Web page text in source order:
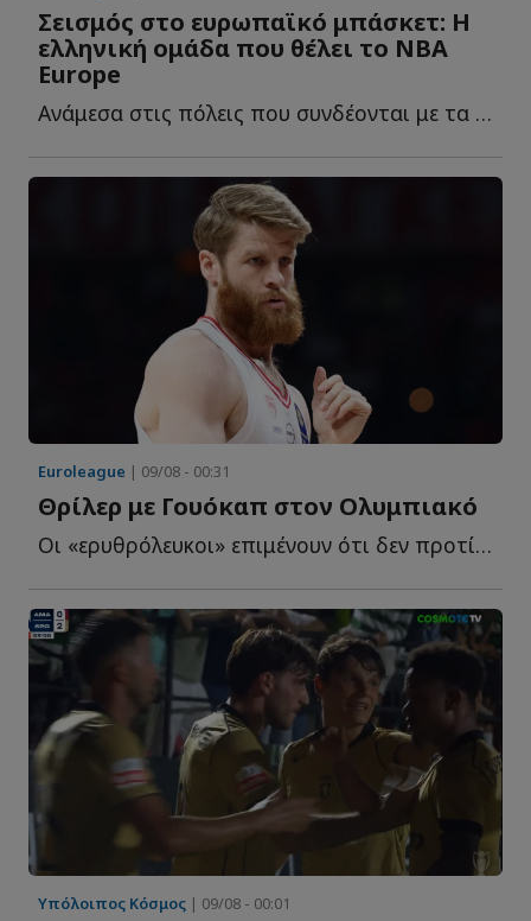
Σεισμός στο ευρωπαϊκό μπάσκετ: Η
ελληνική ομάδα που θέλει το NBA
Europe
Ανάμεσα στις πόλεις που συνδέονται με τα σχέδια του NB...
Euroleague | 09/08 - 00:31
Θρίλερ με Γουόκαπ στον Ολυμπιακό
Οι «ερυθρόλευκοι» επιμένουν ότι δεν προτίθενται να α...
Υπόλοιπος Κόσμος | 09/08 - 00:01